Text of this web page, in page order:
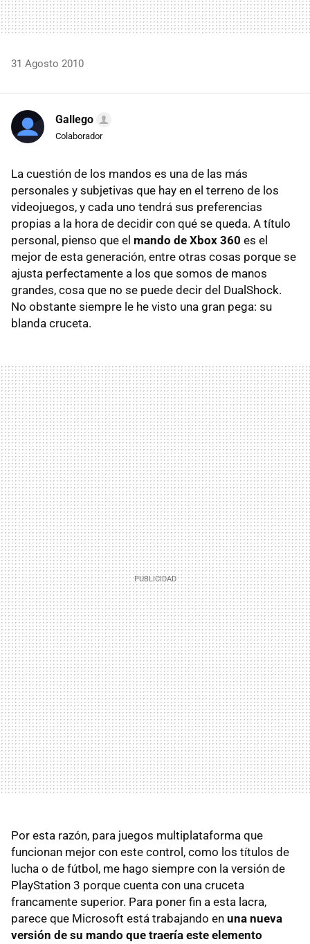
31 Agosto 2010
Gallego
Colaborador
La cuestión de los mandos es una de las más
personales y subjetivas que hay en el terreno de los
videojuegos, y cada uno tendrá sus preferencias
propias a la hora de decidir con qué se queda. A título
personal, pienso que el mando de Xbox 360 es el
mejor de esta generación, entre otras cosas porque se
ajusta perfectamente a los que somos de manos
grandes, cosa que no se puede decir del DualShock.
No obstante siempre le he visto una gran pega: su
blanda cruceta.
Por esta razón, para juegos multiplataforma que
funcionan mejor con este control, como los títulos de
lucha o de fútbol, me hago siempre con la versión de
PlayStation 3 porque cuenta con una cruceta
francamente superior. Para poner fin a esta lacra,
parece que Microsoft está trabajando en una nueva
versión de su mando que traería este elemento